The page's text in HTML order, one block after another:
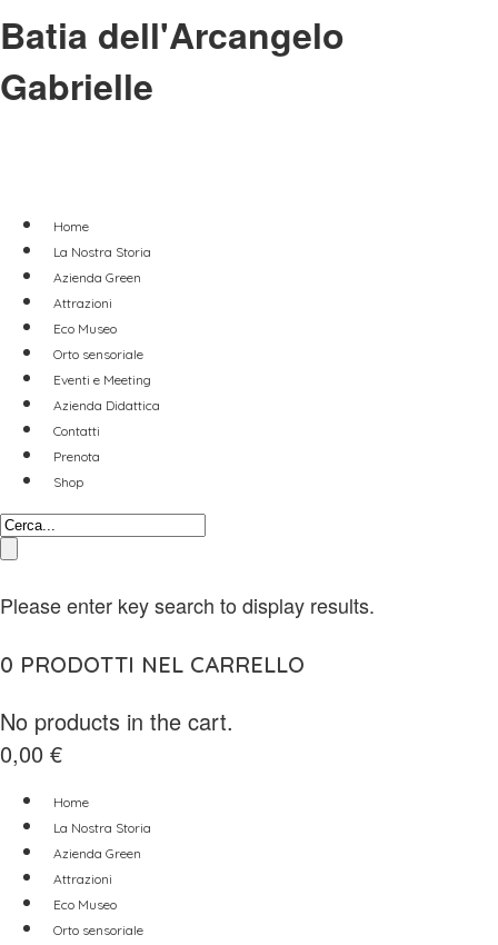
Batia dell'Arcangelo
Gabrielle
Home
La Nostra Storia
Azienda Green
Attrazioni
Eco Museo
Orto sensoriale
Eventi e Meeting
Azienda Didattica
Contatti
Prenota
Shop
Please enter key search to display results.
0 PRODOTTI NEL CARRELLO
No products in the cart.
0,00 €
Home
La Nostra Storia
Azienda Green
Attrazioni
Eco Museo
Orto sensoriale